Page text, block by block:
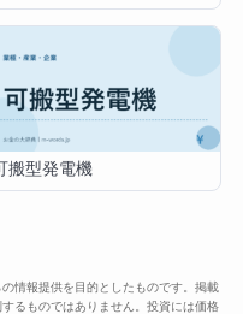
搬型発電機
情報提供を目的としたものです。掲載
るものではありません。投資には価格